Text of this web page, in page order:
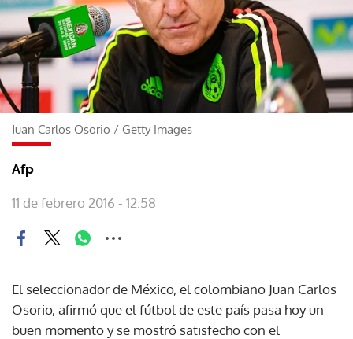
Juan Carlos Osorio / Getty Images
Afp
11 de febrero 2016 - 12:58
El seleccionador de México, el colombiano Juan Carlos
Osorio, afirmó que el fútbol de este país pasa hoy un
buen momento y se mostró satisfecho con el